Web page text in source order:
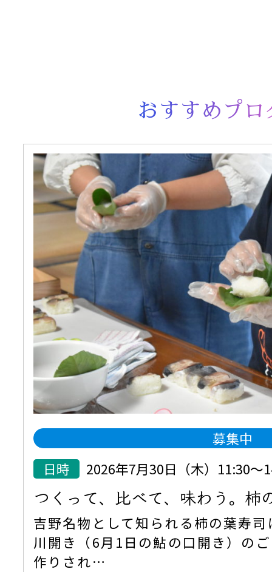
おすすめプロ
募集中
日時
2026年7月30日（木）11:30
つくって、比べて、味わう。柿
吉野名物として知られる柿の葉寿
川開き（6月1日の鮎の口開き）の
作りされ…